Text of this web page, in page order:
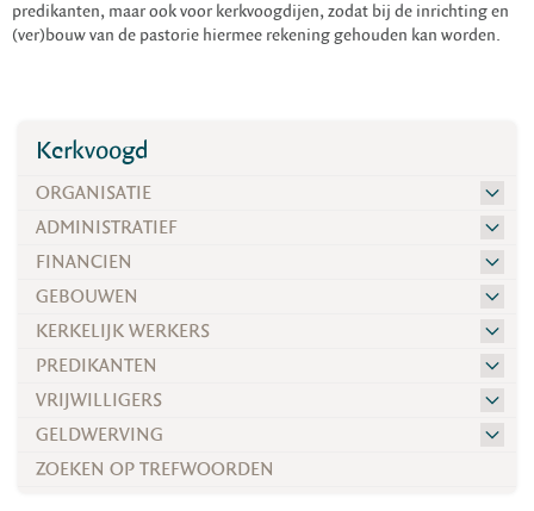
predikanten, maar ook voor kerkvoogdijen, zodat bij de inrichting en
(ver)bouw van de pastorie hiermee rekening gehouden kan worden.
Kerkvoogd
ORGANISATIE
ADMINISTRATIEF
FINANCIEN
GEBOUWEN
KERKELIJK WERKERS
PREDIKANTEN
VRIJWILLIGERS
GELDWERVING
ZOEKEN OP TREFWOORDEN